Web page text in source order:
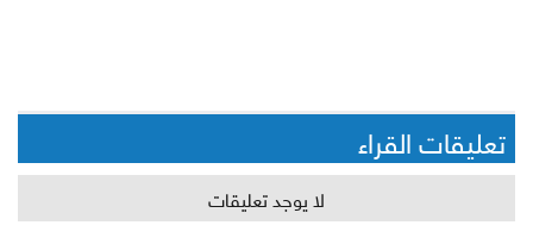
تعليقات القراء
لا يوجد تعليقات